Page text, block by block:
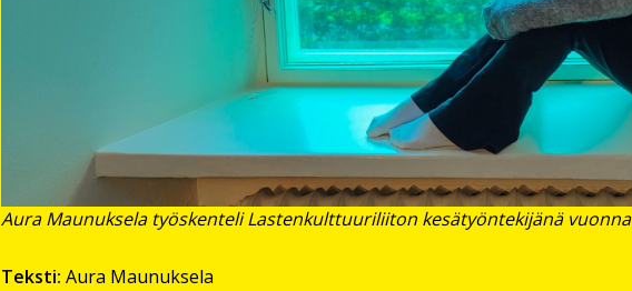
Aura Maunuksela työskenteli Lastenkulttuuriliiton kesätyöntekijänä
Teksti: Aura Maunuksela